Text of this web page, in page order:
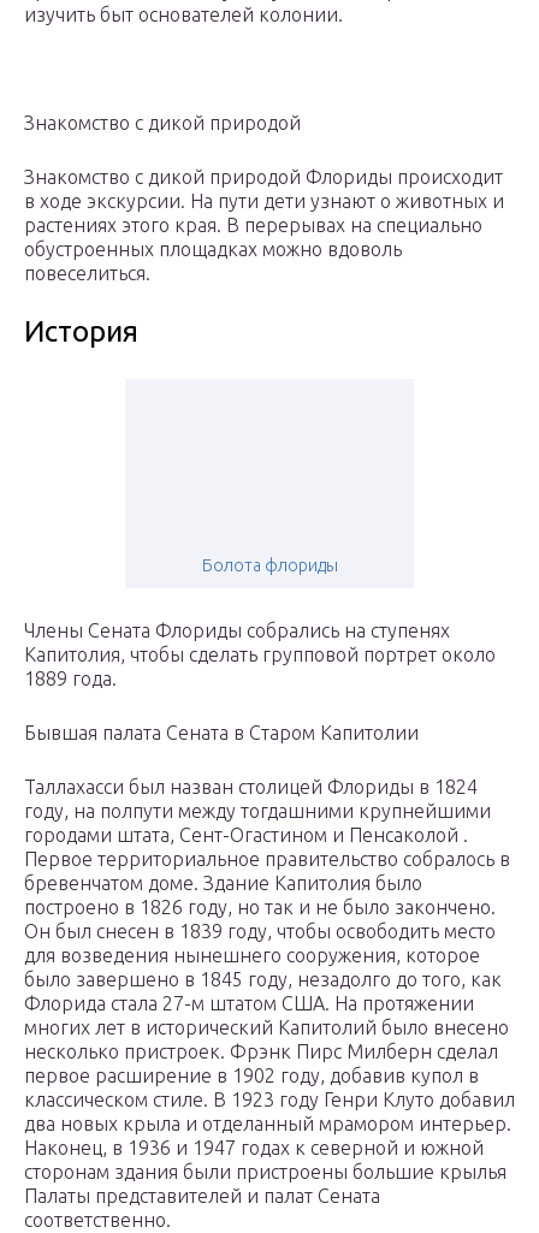
изучить быт основателей колонии.
Знакомство с дикой природой
Знакомство с дикой природой Флориды происходит
в ходе экскурсии. На пути дети узнают о животных и
растениях этого края. В перерывах на специально
обустроенных площадках можно вдоволь
повеселиться.
История
Болота флориды
Члены Сената Флориды собрались на ступенях
Капитолия, чтобы сделать групповой портрет около
1889 года.
Бывшая палата Сената в Старом Капитолии
Таллахасси был назван столицей Флориды в 1824
году, на полпути между тогдашними крупнейшими
городами штата, Сент-Огастином и Пенсаколой .
Первое территориальное правительство собралось в
бревенчатом доме. Здание Капитолия было
построено в 1826 году, но так и не было закончено.
Он был снесен в 1839 году, чтобы освободить место
для возведения нынешнего сооружения, которое
было завершено в 1845 году, незадолго до того, как
Флорида стала 27-м штатом США. На протяжении
многих лет в исторический Капитолий было внесено
несколько пристроек. Фрэнк Пирс Милберн сделал
первое расширение в 1902 году, добавив купол в
классическом стиле. В 1923 году Генри Клуто добавил
два новых крыла и отделанный мрамором интерьер.
Наконец, в 1936 и 1947 годах к северной и южной
сторонам здания были пристроены большие крылья
Палаты представителей и палат Сената
соответственно.